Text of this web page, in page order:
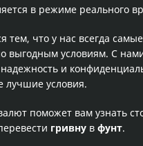
в режиме реального
тем, что у нас всегда
выгодным условиям. С
надежность и
лучшие условия.
поможет вам узнать
гривну в фунт.